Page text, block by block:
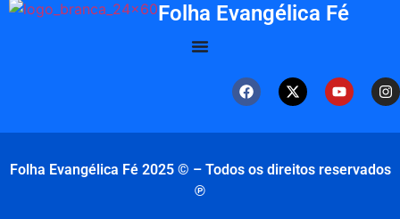
Folha Evangélica Fé
Folha Evangélica Fé 2025 © – Todos os direitos reservados
℗